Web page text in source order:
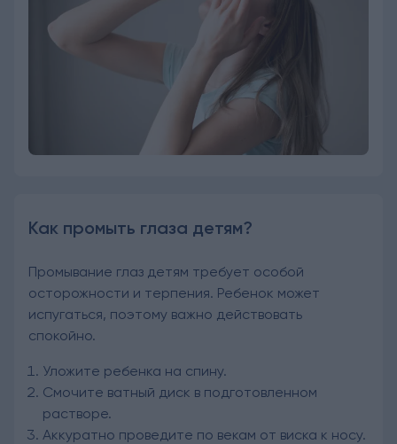
Как промыть глаза детям?
Промывание глаз детям требует особой
осторожности и терпения. Ребенок может
испугаться, поэтому важно действовать
спокойно.
Уложите ребенка на спину.
Смочите ватный диск в подготовленном
растворе.
Аккуратно проведите по векам от виска к носу.